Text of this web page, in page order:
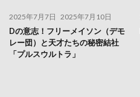
2025年7月7日 2025年7月10日
Dの意志！フリーメイソン（デモ
レー団）と天才たちの秘密結社
「プルスウルトラ」